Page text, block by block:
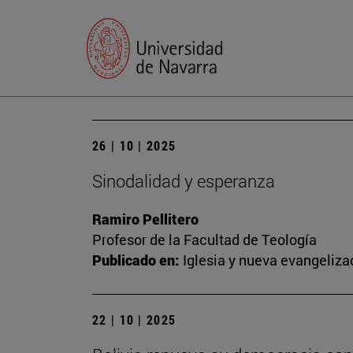
26 | 10 | 2025
Sinodalidad y esperanza
Ramiro Pellitero
Profesor de la Facultad de Teología
Publicado en: Iglesia y nueva
22 | 10 | 2025